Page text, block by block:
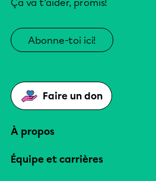
Ça va t’aider, promis!
Abonne-toi ici!
Faire un don
À propos
Équipe et carrières